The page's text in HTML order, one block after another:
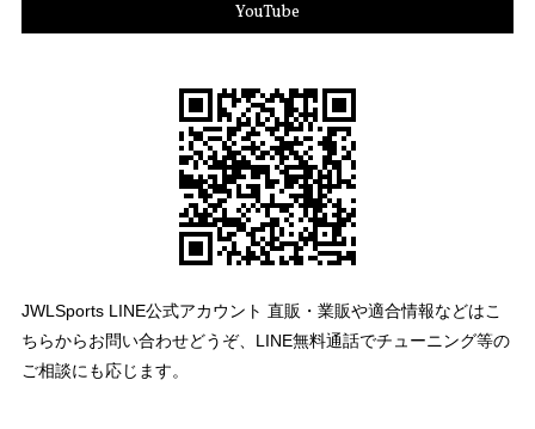
YouTube
JWLSports LINE公式アカウント 直販・業販や適合情報などはこ
ちらからお問い合わせどうぞ、LINE無料通話でチューニング等の
ご相談にも応じます。